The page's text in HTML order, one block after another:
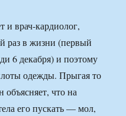
и врач-кардиолог,
раз в жизни (первый
6 декабря) и поэтому
одежды. Прыгая то
объясняет, что на
его пускать — мол,